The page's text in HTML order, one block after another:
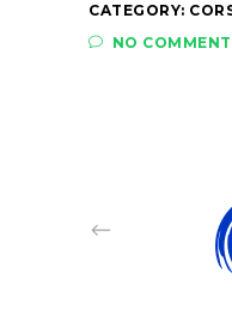
CATEGORY:
NO